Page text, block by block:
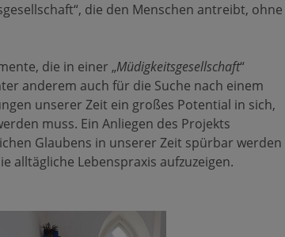
die den Menschen antreibt, ohne
die in einer „Müdigkeitsgesellschaft“
anderem auch für die Suche nach einem
unserer Zeit ein großes Potential in sich,
muss. Ein Anliegen des Projekts
Glaubens in unserer Zeit spürbar werden
alltägliche Lebenspraxis aufzuzeigen.